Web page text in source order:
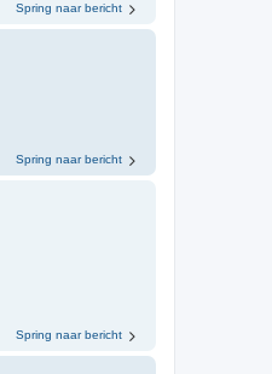
Spring naar bericht
Spring naar bericht
Spring naar bericht